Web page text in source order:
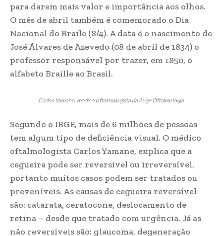
para darem mais valor e importância aos olhos.
O mês de abril também é comemorado o Dia
Nacional do Braile (8/4). A data é o nascimento de
José Álvares de Azevedo (08 de abril de 1834) o
professor responsável por trazer, em 1850, o
alfabeto Braille ao Brasil.
Carlos Yamane, médico oftalmologista da Auge Oftalmologia
Segundo o IBGE, mais de 6 milhões de pessoas
tem algum tipo de deficiência visual. O médico
oftalmologista Carlos Yamane, explica que a
cegueira pode ser reversível ou irreversível,
portanto muitos casos podem ser tratados ou
preveníveis. As causas de cegueira reversível
são: catarata, ceratocone, deslocamento de
retina – desde que tratado com urgência. Já as
não reversíveis são: glaucoma, degeneração